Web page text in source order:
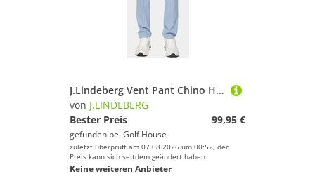
J.Lindeberg Vent Pant Chino Hose denim
von J.LINDEBERG
Bester Preis
99,95 €
gefunden bei Golf House
zuletzt überprüft am 07.08.2026 um 00:52; der
Preis kann sich seitdem geändert haben.
Keine weiteren Anbieter